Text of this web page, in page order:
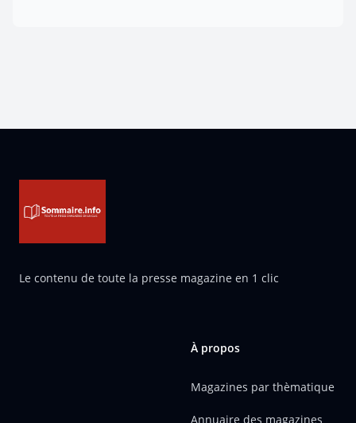
Le contenu de toute la presse magazine en 1 clic
À propos
Magazines par thèmatique
Annuaire des magazines